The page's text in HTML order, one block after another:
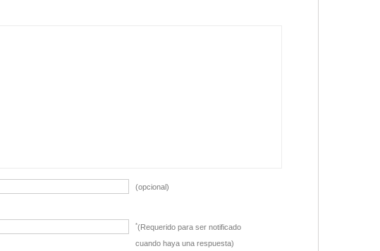
(opcional)
*(Requerido para ser notificado
cuando haya una respuesta)